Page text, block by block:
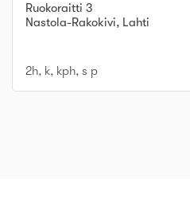
Ruokoraitti 3
Nastola-Rakokivi, Lahti
2h, k, kph, s p